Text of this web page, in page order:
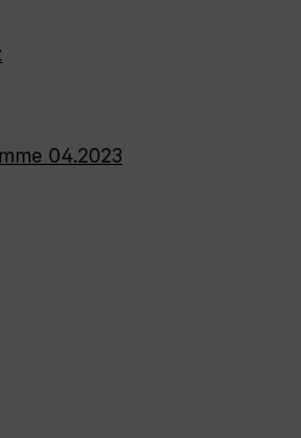
04.2023